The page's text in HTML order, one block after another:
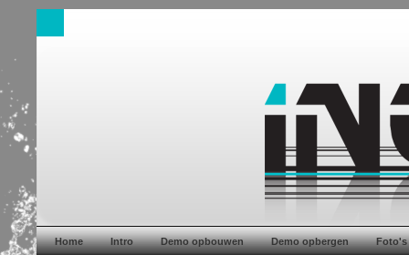
Home Intro Demo opbouwen Demo opbergen Foto's